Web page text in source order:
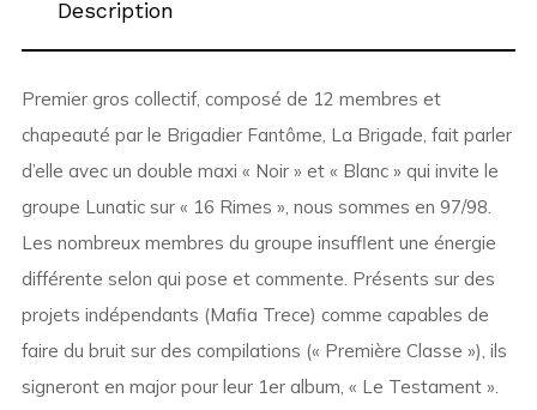
Description
Premier gros collectif, composé de 12 membres et
chapeauté par le Brigadier Fantôme, La Brigade, fait parler
d’elle avec un double maxi « Noir » et « Blanc » qui invite le
groupe Lunatic sur « 16 Rimes », nous sommes en 97/98.
Les nombreux membres du groupe insufflent une énergie
différente selon qui pose et commente. Présents sur des
projets indépendants (Mafia Trece) comme capables de
faire du bruit sur des compilations (« Première Classe »), ils
signeront en major pour leur 1er album, « Le Testament ».